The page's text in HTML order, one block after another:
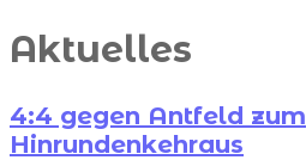
Aktuelles
4:4 gegen Antfeld zum
Hinrundenkehraus